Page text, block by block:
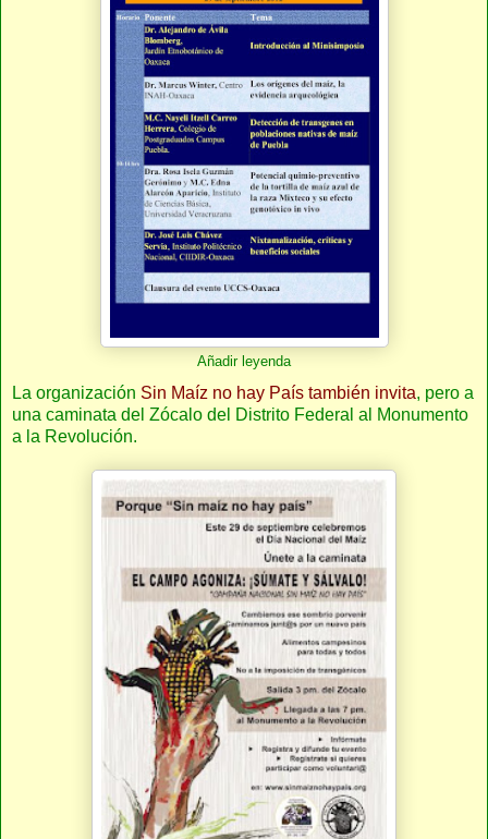
Añadir leyenda
La organización Sin Maíz no hay País también invita, pero a
una caminata del Zócalo del Distrito Federal al Monumento
a la Revolución.